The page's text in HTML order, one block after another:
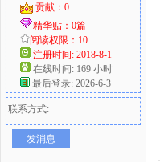
贡献：0
精华贴：0篇
阅读权限：10
注册时间: 2018-8-1
在线时间: 169 小时
最后登录: 2026-6-3
联系方式:
发消息